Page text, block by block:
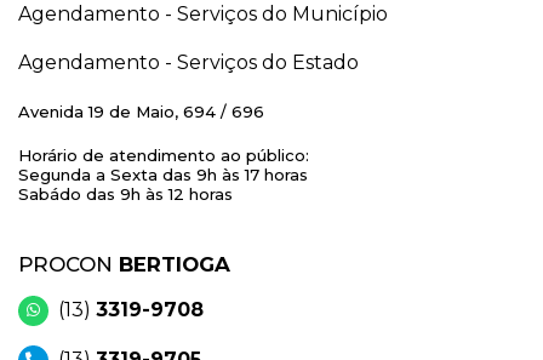
Agendamento - Serviços do Município
Agendamento - Serviços do Estado
Avenida 19 de Maio, 694 / 696
Horário de atendimento ao público:
Segunda a Sexta das 9h às 17 horas
Sabádo das 9h às 12 horas
PROCON BERTIOGA
(13) 3319-9708